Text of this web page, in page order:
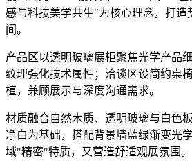
感与科技美学共生"为核心理念，打造
间。
产品区以透明玻璃展柜聚焦光学产品
纹理强化技术属性；洽谈区设简约桌
植，兼顾展示与深度沟通需求。
材质融合自然木质、透明玻璃与白色
净白为基础，搭配背景墙蓝绿渐变光
域"精密"特质，又营造舒适观展氛围。